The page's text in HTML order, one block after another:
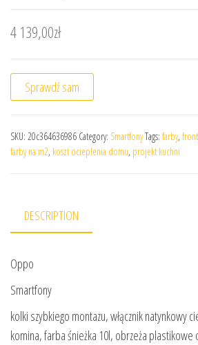
4 139,00zł
Sprawdź sam
SKU: 20c364636986 Category: SmartfonyTags: farby,
farby na m2, koszt ocieplenia domu, projekt kuchni
DESCRIPTION
Oppo
Smartfony
kolki szybkiego montazu, włącznik natynkowy
komina, farba śnieżka 10l, obrzeża